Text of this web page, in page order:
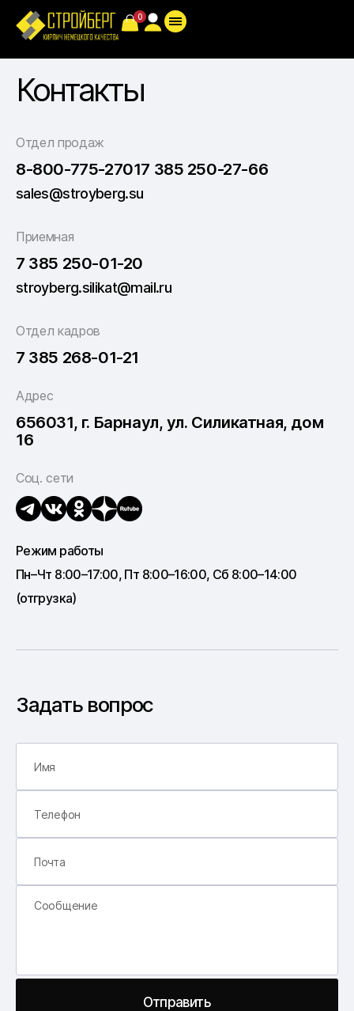
Контакты
Отдел продаж
8-800-775-27017 385 250-27-66
sales@stroyberg.su
Приемная
7 385 250-01-20
stroyberg.silikat@mail.ru
Отдел кадров
7 385 268-01-21
Режим работы
Пн–Чт 8:00–17:00, Пт 8:00–16:00, Сб 8:00–14:00
(отгрузка)
Адрес
656031, г. Барнаул, ул. Силикатная, дом
16
Соц. сети
Задать вопрос
Отправить